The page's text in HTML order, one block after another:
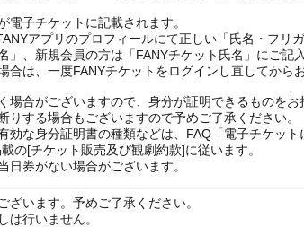
子チケットに記載されます。
アプリのプロフィールにて正しい「氏名・フリ
」、新規会員の方は「FANYチケット氏名」にご記
合は、一度FANYチケットをログインし直してから
合がございますので、身分が証明できるものをお
りする場合もございますので予めご了承ください。
効な身分証明書の種類などは、FAQ「電子チケッ
の[チケット販売及び観劇約款]に従います。
券がない場合がございます。
ざいます。予めご了承ください。
は行いません。